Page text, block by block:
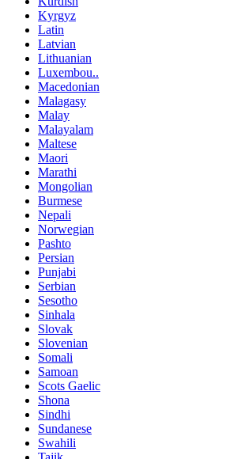
Kyrgyz
Latin
Latvian
Lithuanian
Luxembou..
Macedonian
Malagasy
Malay
Malayalam
Maltese
Maori
Marathi
Mongolian
Burmese
Nepali
Norwegian
Pashto
Persian
Punjabi
Serbian
Sesotho
Sinhala
Slovak
Slovenian
Somali
Samoan
Scots Gaelic
Shona
Sindhi
Sundanese
Swahili